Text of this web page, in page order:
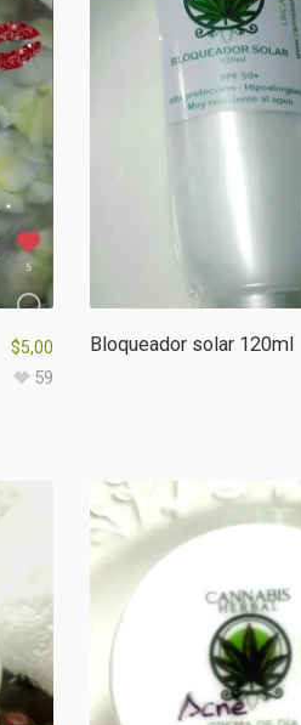
$5,00
59
Bloqueador solar 120ml